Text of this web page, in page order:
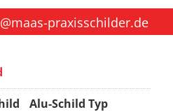
praxisschilder.de
Alu-Schild Typ